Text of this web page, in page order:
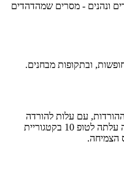
ונהנים - מסרים שמהדהדים
ובתקופות מבחנים.
ההורדות, עם עלות להורדה
נמוכה משמעותית מהמתוכנן. האפליקציה עלתה לטופ 10 בקטגוריית
הצמיחה.